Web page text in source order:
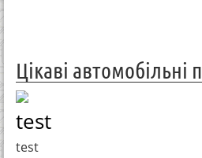
Цікаві автомобільні
test
test